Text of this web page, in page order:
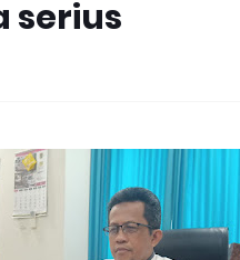
serius